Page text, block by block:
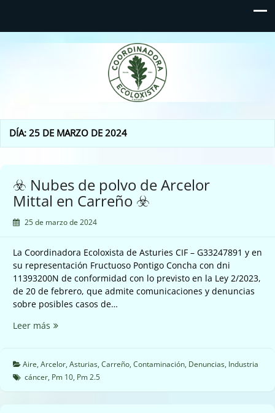
Coordinadora Ecoloxista
d'Asturies
DÍA:25 DE MARZO DE 2024
☣️ Nubes de polvo de Arcelor
Mittal en Carreño ☣️
25 de marzo de 2024
La Coordinadora Ecoloxista de Asturies CIF – G33247891 y en
su representación Fructuoso Pontigo Concha con dni
11393200N de conformidad con lo previsto en la Ley 2/2023,
de 20 de febrero, que admite comunicaciones y denuncias
sobre posibles casos de…
Leer más ☣️
polvo
de
Arcelor
Aire, Arcelor, Asturias, Carreño, Contaminación, Denuncias, Industria
cáncer, Pm 10, Pm 2.5